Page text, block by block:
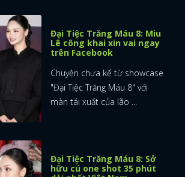
Đại Tiệc Trăng Máu 8: Miu
Lê công khai xin vai ngay
trên Facebook
Chuyện chưa kể từ showcase
"Đại Tiệc Trăng Máu 8" với
màn tái xuất của lão ...
Đại Tiệc Trăng Máu 8: Sở
hữu cú one shot 35 phút